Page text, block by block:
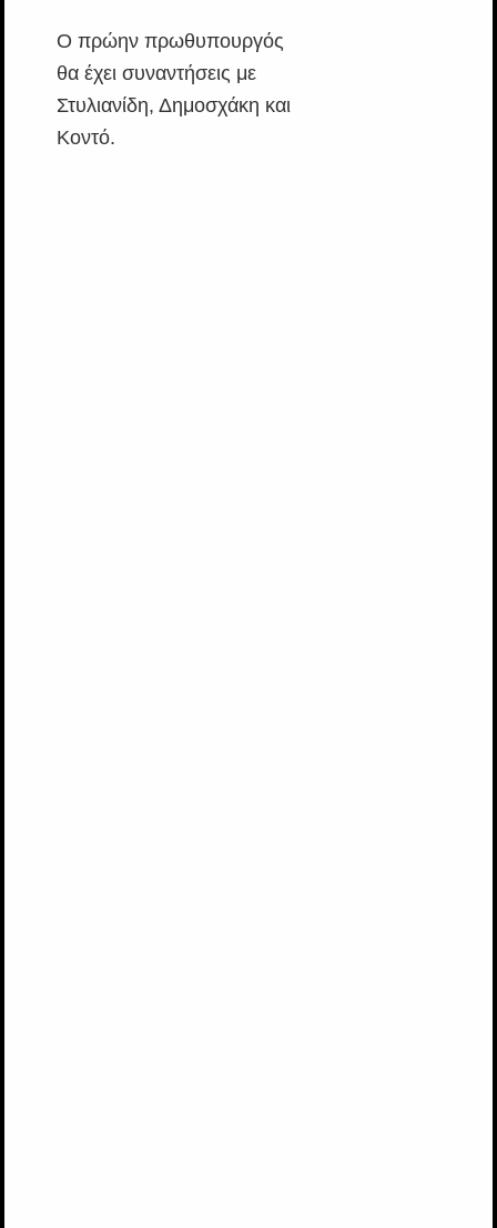
Ο πρώην πρωθυπουργός
θα έχει συναντήσεις με
Στυλιανίδη, Δημοσχάκη και
Κοντό.